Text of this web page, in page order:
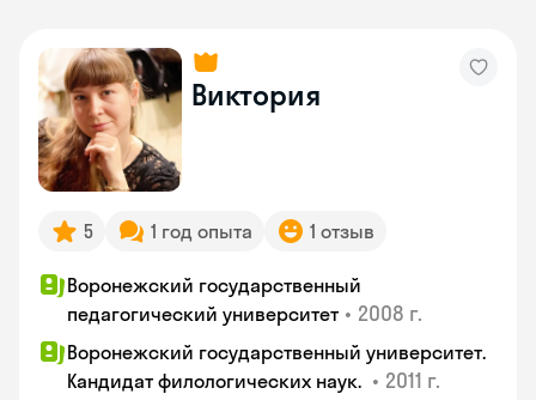
Виктория
5 1 год опыта 1 отзыв
Воронежский государственный
педагогический университет • 2008 г.
Воронежский государственный университет.
Кандидат филологических наук. • 2011 г.